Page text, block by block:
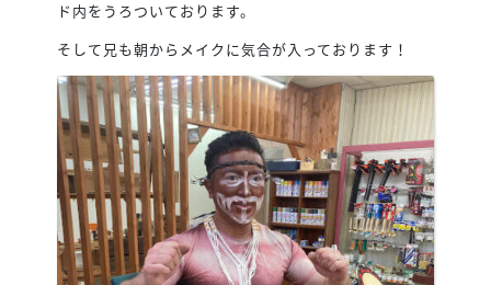
ド内をうろついております。
そして兄も朝からメイクに気合が入っております！